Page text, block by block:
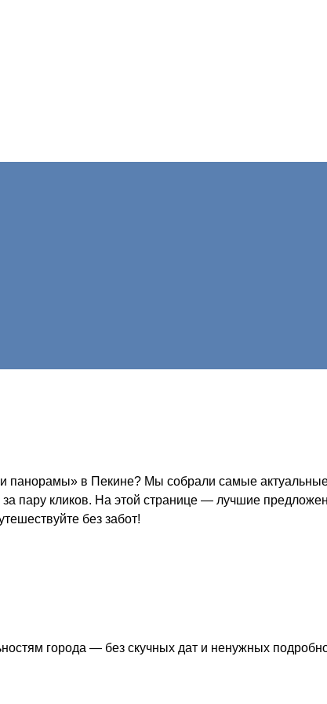
и панорамы» в Пекине? Мы собрали самые
за пару кликов. На этой странице — лучшие
без забот!
города — без скучных дат и ненужных